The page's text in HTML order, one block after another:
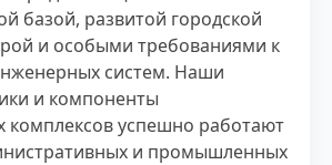
базой, развитой городской
и особыми требованиями к
систем. Наши
и компоненты
комплексов успешно работают
и промышленных